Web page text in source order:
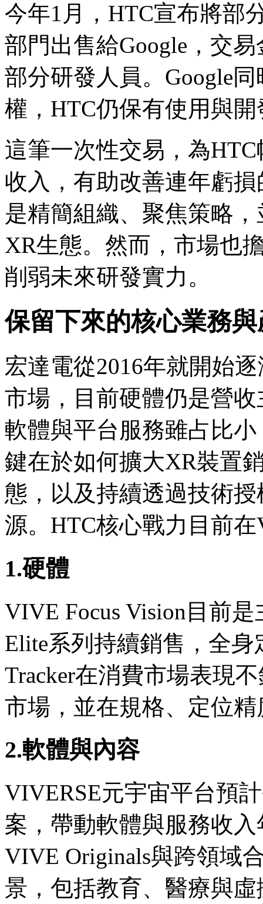
今年1月，HTC宣布將部
部門出售給Google，交
部分研發人員。Google
權，HTC仍保有使用與
這筆一次性交易，為
收入，有助改善連年虧
是精簡組織、聚焦策略
XR生態。然而，市場也
削弱未來研發實力。
保留下來的核心業務
宏達電從2016年就開始
市場，目前硬體仍是營
軟體與平台服務雖占比
鍵在於如何擴大XR裝置
態，以及持續透過技術
源。HTC核心戰力目前
1.硬體
VIVE Focus Vision目前
Elite系列持續銷售，全
Tracker在消費市場表現
市場，並在規格、定位
2.軟體與內容
VIVERSE元宇宙平台預
案，帶動軟體與服務收
VIVE Originals與跨領域
景，包括教育、醫療與